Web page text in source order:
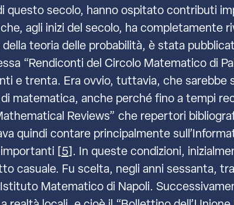
questo secolo, hanno ospitato contributi
agli inizi del secolo, ha completamente
teoria delle probabilità, è stata
“Rendiconti del Circolo Matematico di
e trenta. Era ovvio, tuttavia, che
matematica, anche perché fino a tempi
Reviews” che repertori
quindi contare principalmente
[5]. In queste condizioni,
casuale. Fu scelta, negli anni sessanta,
Matematico di Napoli.